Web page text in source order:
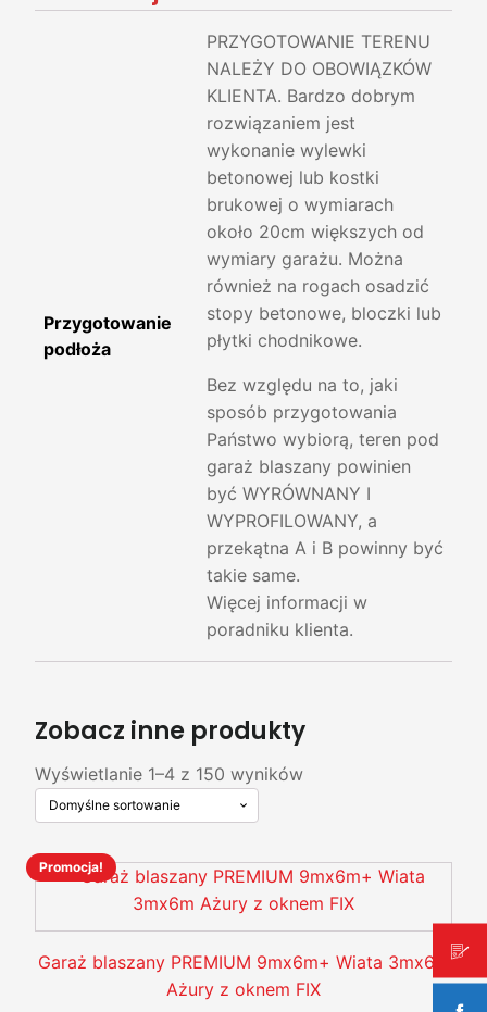
Przygotowanie
podłoża
PRZYGOTOWANIE TERENU
NALEŻY DO OBOWIĄZKÓW
KLIENTA. Bardzo dobrym
rozwiązaniem jest
wykonanie wylewki
betonowej lub kostki
brukowej o wymiarach
około 20cm większych od
wymiary garażu. Można
również na rogach osadzić
stopy betonowe, bloczki lub
płytki chodnikowe.
Bez względu na to, jaki
sposób przygotowania
Państwo wybiorą, teren pod
garaż blaszany powinien
być WYRÓWNANY I
WYPROFILOWANY, a
przekątna A i B powinny być
takie same.
Więcej informacji w
poradniku klienta.
Zobacz inne produkty
Wyświetlanie 1–4 z 150 wyników
Promocja!
Garaż blaszany PREMIUM 9mx6m+ Wiata 3mx6m
Ażury z oknem FIX
Ten
ma
wiele